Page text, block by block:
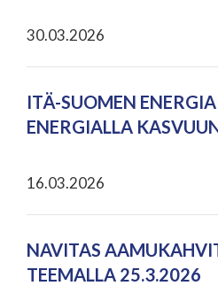
30.03.2026
ITÄ-SUOMEN
ENERGIALLA
16.03.2026
NAVITAS
TEEMALLA 25.3.2026